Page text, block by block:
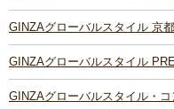
GINZAグローバルスタイル 京
GINZAグローバルスタイル
GINZAグローバルスタイル・